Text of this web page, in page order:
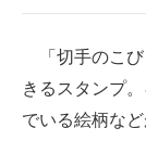
エレクトロニ
「切手のこび
きるスタンプ
でいる絵柄な